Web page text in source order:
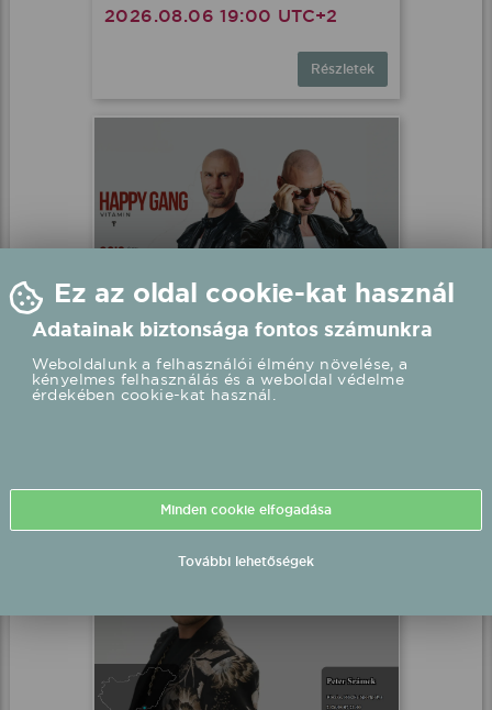
2026.08.06 19:00 UTC+2
Részletek
HAPPY GANG -és V1TAMIN
fellépés
Balatonföldvár, BalatONkoncert.hu